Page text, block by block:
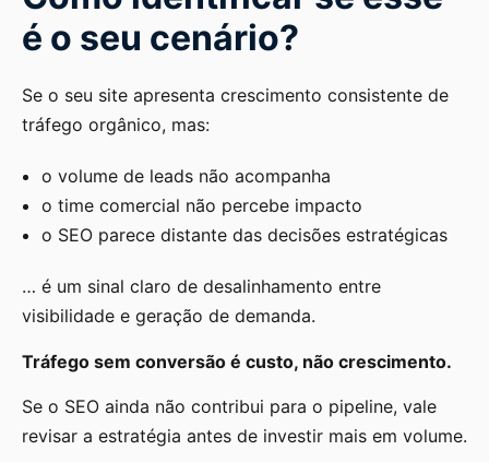
é o seu cenário?
Se o seu site apresenta crescimento consistente de
tráfego orgânico, mas:
o volume de leads não acompanha
o time comercial não percebe impacto
o SEO parece distante das decisões estratégicas
… é um sinal claro de desalinhamento entre
visibilidade e geração de demanda.
Tráfego sem conversão é custo, não crescimento.
Se o SEO ainda não contribui para o pipeline, vale
revisar a estratégia antes de investir mais em volume.